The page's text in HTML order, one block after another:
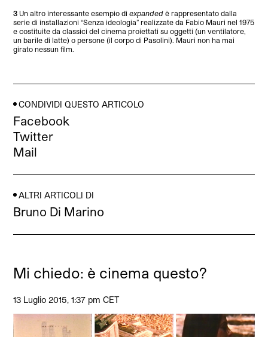
3 Un altro interessante esempio di expandedè rappresentato dalla
serie di installazioni “Senza ideologia” realizzate da Fabio Mauri nel 1975
e costituite da classici del cinema proiettati su oggetti (un ventilatore,
un barile di latte) o persone (il corpo di Pasolini). Mauri non ha mai
girato nessun film.
CONDIVIDI QUESTO ARTICOLO
Facebook
Twitter
Mail
ALTRI ARTICOLI DI
Bruno Di Marino
Mi chiedo: è cinema questo?
13 Luglio 2015, 1:37 pm CET